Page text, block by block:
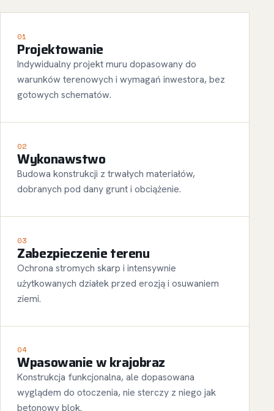
01
Projektowanie
Indywidualny projekt muru dopasowany do
warunków terenowych i wymagań inwestora, bez
gotowych schematów.
02
Wykonawstwo
Budowa konstrukcji z trwałych materiałów,
dobranych pod dany grunt i obciążenie.
03
Zabezpieczenie terenu
Ochrona stromych skarp i intensywnie
użytkowanych działek przed erozją i osuwaniem
ziemi.
04
Wpasowanie w krajobraz
Konstrukcja funkcjonalna, ale dopasowana
wyglądem do otoczenia, nie sterczy z niego jak
betonowy blok.